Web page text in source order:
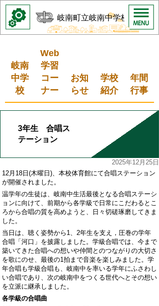
岐南町立岐南中学校
岐南
中学
校
Web
学習
コー
ナー
お知
らせ
学校
紹介
年間
行事
3年生 合唱ス
テーション
2025年12月25日
12月18日(木曜日)、本校体育館にて合唱ステーション
が開催されました。
温学年の生徒は、岐南中生活最後となる合唱ステーシ
ョンに向けて、前期から各学級で日常にこだわるとこ
ろから合唱の質を高めようと、日々切磋琢磨してきま
した。
当日は、聴く姿勢から1、2年生を支え，圧巻の学年
合唱「河口」を披露しました。学級合唱では、今まで
築いてきた合唱への想いや仲間とのつながりの大切さ
を歌にのせ、最後の1拍まで音楽を楽しみました。学
年合唱も学級合唱も、岐南中を率いる学年にふさわし
い合唱であり、次の岐南中をつくる世代へとその想い
を立派に継承しました。
各学級の合唱曲